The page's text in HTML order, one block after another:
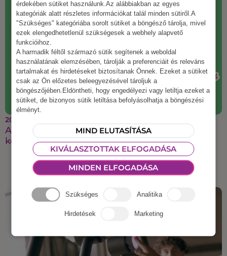
2025 augusztus 21.
A legmenőbb őszi csapatépítő ötletek, amiket a
kollégáid imádni fognak
érdekében sütiket használunk.Az alábbiakban az egyes
kategóriák alatt részletes információkat talál minden sütiről.A
"Szükséges" kategóriába sorolt sütiket a böngésző tárolja, mivel
ezek elengedhetetlenül szükségesek a webhely alapvető
funkcióihoz.
A harmadik féltől származó sütik segítenek a weboldal
használatának elemzésében, tárolják a preferenciáit és releváns
tartalmakat és hirdetéseket biztosítanak Önnek. Ezeket a sütiket
csak az Ön előzetes beleegyezésével tároljuk a
böngészőjében.Eldöntheti, hogy engedélyezi vagy letiltja ezeket a
sütiket, de bizonyos sütik letiltása befolyásolhatja a böngészési
élményt.
MIND ELUTASÍTÁSA
KIVÁLASZTOTTAK ELFOGADÁSA
MINDEN ELFOGADÁSA
Szükséges Analitika
Hirdetések Marketing